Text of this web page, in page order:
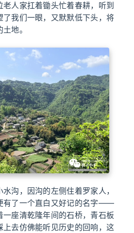
人家扛着锄头忙着春耕，听到
了我们一眼，又默默低下头，将
地。
沟，因沟的左侧住着罗家人，
有了一个直白又好记的名字——
座清乾隆年间的石桥，青石板
上去仿佛能听见历史的回响，这